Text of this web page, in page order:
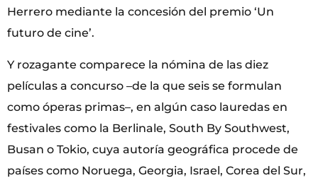
Herrero mediante la concesión del premio ‘Un
futuro de cine’.
Y rozagante comparece la nómina de las diez
películas a concurso –de la que seis se formulan
como óperas primas–, en algún caso lauredas en
festivales como la Berlinale, South By Southwest,
Busan o Tokio, cuya autoría geográfica procede de
países como Noruega, Georgia, Israel, Corea del Sur,